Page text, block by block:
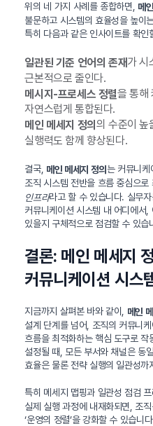
위의 네 가지 사례를 종합하면, 메
불문하고 시스템의 효율성을 높이
특히 다음과 같은 인사이트를 확인
일관된 기준 언어의 존재가 시
근본적으로 줄인다.
메시지-프로세스 정렬을 통해
자연스럽게 통합된다.
메인 메세지 정의 의 수준이 높
실행력도 함께 향상된다.
결국, 메인 메세지 정의 는 커뮤니케
조직 시스템 전반을 흐름 중심으로
인프라라고 할 수 있습니다. 실무
커뮤니케이션 시스템 내 어디에서
있을지 구체적으로 점검할 수 있습
결론: 메인 메세지
커뮤니케이션 시스
지금까지 살펴본 바와 같이, 메인
설계 단계를 넘어, 조직의 커뮤니
흐름을 최적화하는 핵심 도구로 작
설정될 때, 모든 부서와 채널은 동
효율은 물론 전략 실행의 일관성까
특히 메세지 맵핑과 일관성 점검
실제 실행 과정에 내재화되면, 조직
‘운영의 정렬’을 강화할 수 있습니